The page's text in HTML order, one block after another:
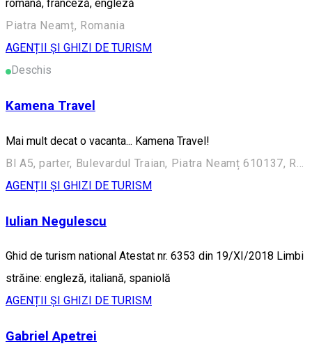
română, franceză, engleză
Piatra Neamț, Romania
AGENȚII ȘI GHIZI DE TURISM
Deschis
Kamena Travel
Mai mult decat o vacanta... Kamena Travel!
Bl A5, parter, Bulevardul Traian, Piatra Neamț 610137, Romania
AGENȚII ȘI GHIZI DE TURISM
Iulian Negulescu
Ghid de turism national Atestat nr. 6353 din 19/XI/2018 Limbi
străine: engleză, italiană, spaniolă
AGENȚII ȘI GHIZI DE TURISM
Gabriel Apetrei